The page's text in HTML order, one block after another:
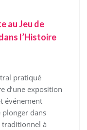
au Jeu de
l’Histoire
pratiqué
d’une exposition
événement
dans
traditionnel à